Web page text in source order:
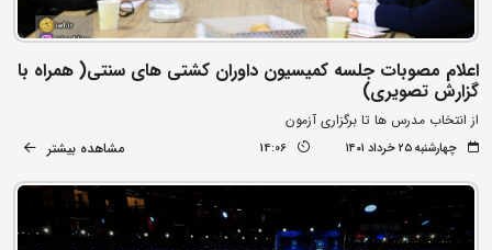
اعلام مصوبات جلسه کمیسیون داوران کشتی های سنتی( همراه با
گزارش تصویری)
از انتخاب مدرس ها تا برگزاری آزمون
چهارشنبه ۲۵ خرداد ۱۴۰۱ 14:06 مشاهده بیشتر